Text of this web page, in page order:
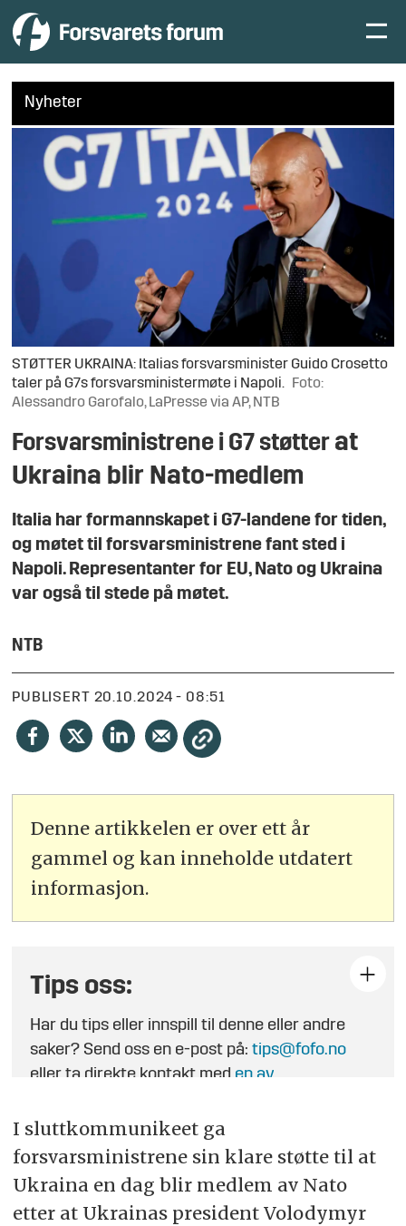
Nyheter
STØTTER UKRAINA: Italias forsvarsminister Guido Crosetto
taler på G7s forsvarsministermøte i Napoli.
Foto:
Alessandro Garofalo, LaPresse via AP, NTB
Forsvarsministrene i G7 støtter at
Ukraina blir Nato-medlem
Italia har formannskapet i G7-landene for tiden,
og møtet til forsvarsministrene fant sted i
Napoli. Representanter for EU, Nato og Ukraina
var også til stede på møtet.
NTB
PUBLISERT 20.10.2024 - 08:51
Denne artikkelen er over ett år
gammel og kan inneholde utdatert
informasjon.
Tips oss:
Har du tips eller innspill til denne eller andre
saker? Send oss en e-post på:tips@fofo.no
eller ta direkte kontakt med en av
I sluttkommunikeet ga
forsvarsministrene sin klare støtte til at
Ukraina en dag blir medlem av Nato
etter at Ukrainas president Volodymyr